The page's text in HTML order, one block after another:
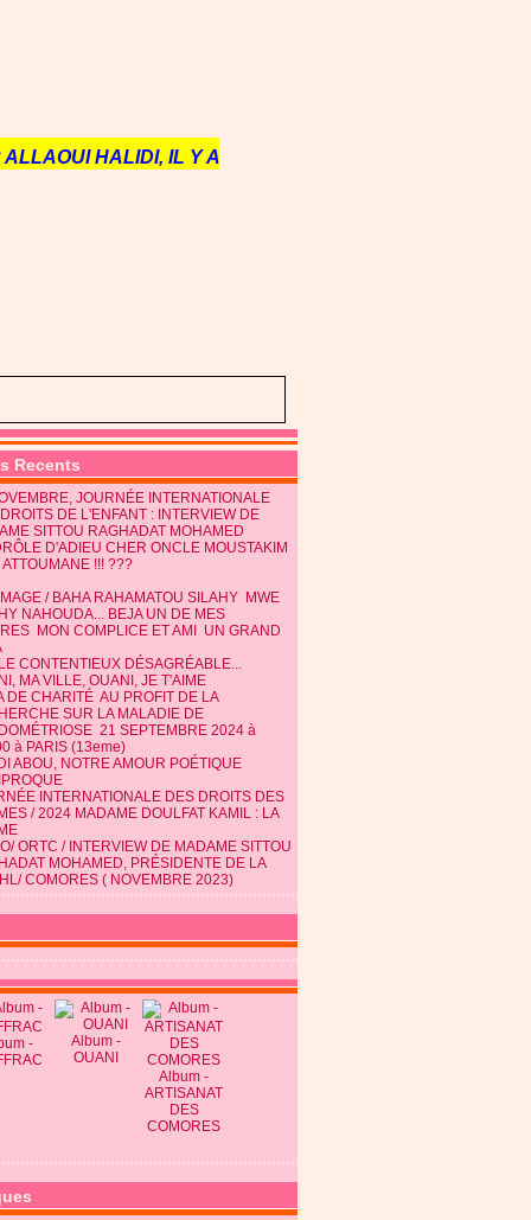
HALIDI, IL Y A
Recents
JOURNÉE INTERNATIONALE
DE L'ENFANT : INTERVIEW DE
SITTOU RAGHADAT MOHAMED
D'ADIEU CHER ONCLE MOUSTAKIM
ATTOUMANE !!! ???
/ BAHA RAHAMATOU SILAHY MWE
NAHOUDA... BEJA UN DE MES
MON COMPLICE ET AMI UN GRAND
CONTENTIEUX DÉSAGRÉABLE...
MA VILLE, OUANI, JE T'AIME
DE CHARITÉ AU PROFIT DE LA
SUR LA MALADIE DE
21 SEPTEMBRE 2024 à
à PARIS (13eme)
ABOU, NOTRE AMOUR POÉTIQUE
INTERNATIONALE DES DROITS DES
/ 2024 MADAME DOULFAT KAMIL : LA
ORTC / INTERVIEW DE MADAME SITTOU
MOHAMED, PRÉSIDENTE DE LA
COMORES ( NOVEMBRE 2023)
-
Album -
OUANI
Album -
ARTISANAT
DES
COMORES